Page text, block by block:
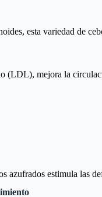
esta variedad de
(LDL), mejora la
azufrados estimula las